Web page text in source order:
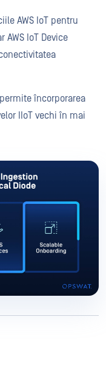
AWS IoT pentru
IoT Device
încorporarea
IIoT vechi în mai